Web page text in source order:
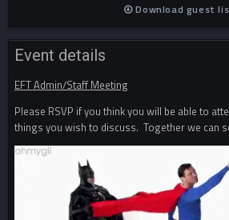
Download guest
Event details
EFT Admin/Staff Meeting
Please RSVP if you think you will be able to
things you wish to discuss. Together we can